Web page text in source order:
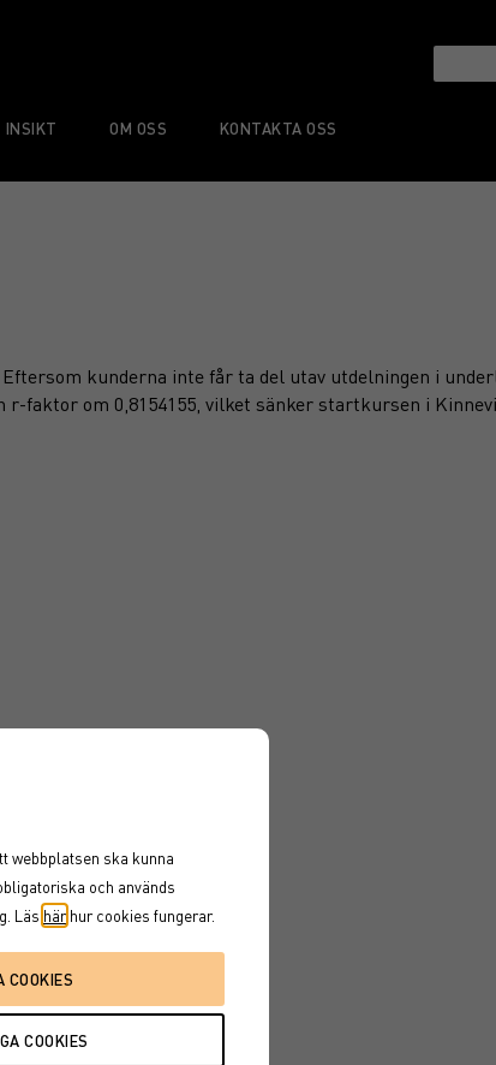
INSIKT OM OSS KONTAKTA OSS
kunderna inte får ta del utav utdelningen i
faktor om 0,8154155, vilket sänker startkursen i
webbplatsen ska kunna
och används
Läs här hur cookies fungerar.